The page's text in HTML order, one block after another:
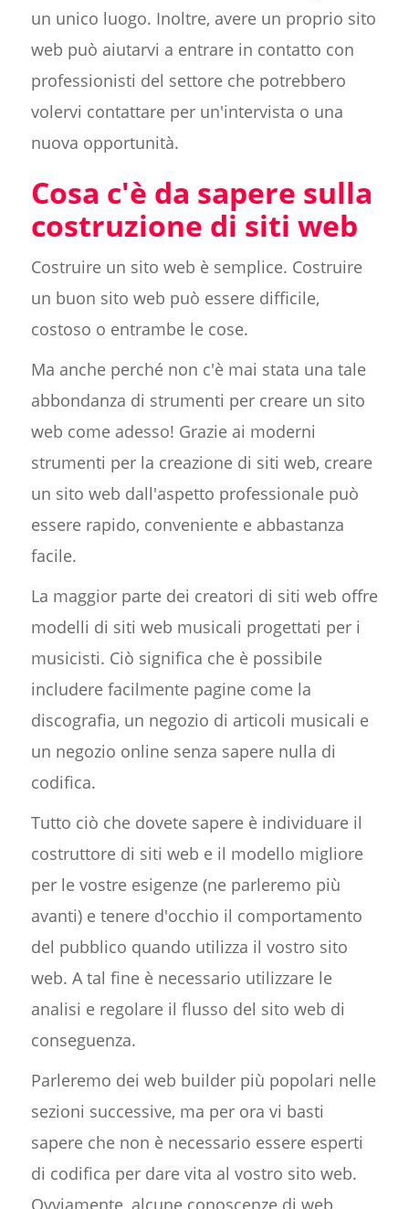
un unico luogo. Inoltre, avere un proprio sito
web può aiutarvi a entrare in contatto con
professionisti del settore che potrebbero
volervi contattare per un'intervista o una
nuova opportunità.
Cosa c'è da sapere sulla
costruzione di siti web
Costruire un sito web è semplice. Costruire
un buon sito web può essere difficile,
costoso o entrambe le cose.
Ma anche perché non c'è mai stata una tale
abbondanza di strumenti per creare un sito
web come adesso! Grazie ai moderni
strumenti per la creazione di siti web, creare
un sito web dall'aspetto professionale può
essere rapido, conveniente e abbastanza
facile.
La maggior parte dei creatori di siti web offre
modelli di siti web musicali progettati per i
musicisti. Ciò significa che è possibile
includere facilmente pagine come la
discografia, un negozio di articoli musicali e
un negozio online senza sapere nulla di
codifica.
Tutto ciò che dovete sapere è individuare il
costruttore di siti web e il modello migliore
per le vostre esigenze (ne parleremo più
avanti) e tenere d'occhio il comportamento
del pubblico quando utilizza il vostro sito
web. A tal fine è necessario utilizzare le
analisi e regolare il flusso del sito web di
conseguenza.
Parleremo dei web builder più popolari nelle
sezioni successive, ma per ora vi basti
sapere che non è necessario essere esperti
di codifica per dare vita al vostro sito web.